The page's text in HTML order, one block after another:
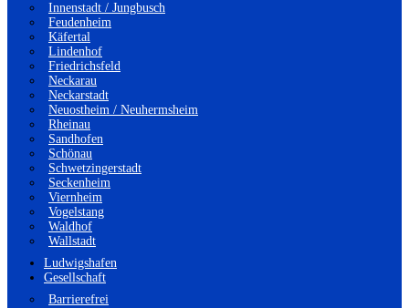
Innenstadt / Jungbusch
Feudenheim
Käfertal
Lindenhof
Friedrichsfeld
Neckarau
Neckarstadt
Neuostheim / Neuhermsheim
Rheinau
Sandhofen
Schönau
Schwetzingerstadt
Seckenheim
Viernheim
Vogelstang
Waldhof
Wallstadt
Ludwigshafen
Gesellschaft
Barrierefrei